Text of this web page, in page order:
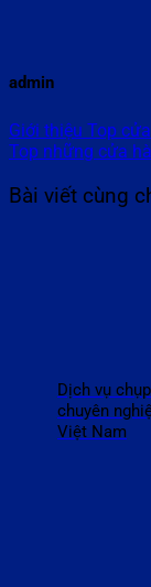
admin
Giới thiệu Top
Top những cửa
Bài viết cùng
Dịch vụ
chuyên
Việt Nam